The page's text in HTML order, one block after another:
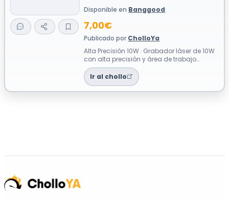
Disponible en Banggood
7,00€
Publicado por CholloYa
Alta Precisión 10W · Grabador láser de 10W
con alta precisión y área de trabajo
amplia Construcción robusta en aleaci...
Ir al chollo